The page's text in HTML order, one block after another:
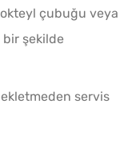
çubuğu veya
şekilde
servis